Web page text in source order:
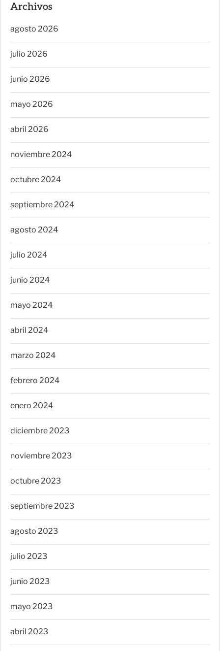
Archivos
agosto 2026
julio 2026
junio 2026
mayo 2026
abril 2026
noviembre 2024
octubre 2024
septiembre 2024
agosto 2024
julio 2024
junio 2024
mayo 2024
abril 2024
marzo 2024
febrero 2024
enero 2024
diciembre 2023
noviembre 2023
octubre 2023
septiembre 2023
agosto 2023
julio 2023
junio 2023
mayo 2023
abril 2023